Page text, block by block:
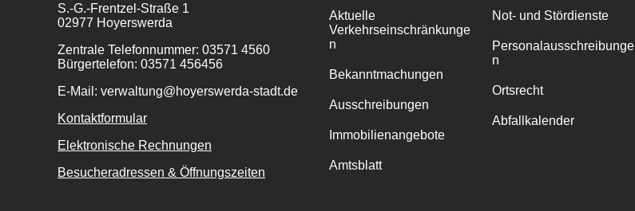
S.-G.-Frentzel-Straße 1
02977 Hoyerswerda
Zentrale Telefonnummer: 03571 4560
Bürgertelefon: 03571 456456
E-Mail: verwaltung@hoyerswerda-stadt.de
Kontaktformular
Elektronische Rechnungen
Besucheradressen & Öffnungszeiten
Aktuelle
Verkehrseinschränkunge
n
Bekanntmachungen
Ausschreibungen
Immobilienangebote
Amtsblatt
Not- und Stördienste
Personalausschreibunge
n
Ortsrecht
Abfallkalender